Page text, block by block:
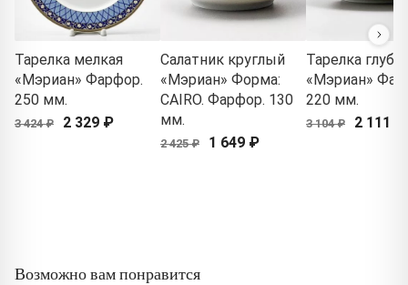
Тарелка мелкая
«Мэриан» Фарфор.
250 мм.
3 424 ₽ 2 329 ₽
Салатник круглый
«Мэриан» Форма:
CAIRO. Фарфор. 130
мм.
2 425 ₽ 1 649 ₽
Тарелка
«Мэриан»
220 мм.
3 104 ₽ 2 111 ₽
Возможно вам понравится